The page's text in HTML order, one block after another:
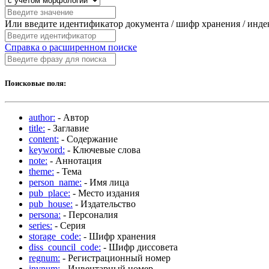
Или введите идентификатор документа / шифр хранения /
Справка о расширенном поиске
Поисковые поля:
author: - Автор
title: - Заглавие
content: - Содержание
keyword: - Ключевые слова
note: - Аннотация
theme: - Тема
person_name: - Имя лица
pub_place: - Место издания
pub_house: - Издательство
persona: - Персоналия
series: - Серия
storage_code: - Шифр хранения
diss_council_code: - Шифр диссовета
regnum: - Регистрационный номер